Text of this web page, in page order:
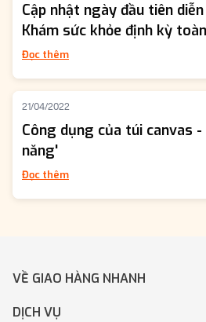
Cập nhật ngày đầu tiên
Khám sức khỏe định kỳ
Đọc thêm
21/04/2022
Công dụng của túi canvas
năng'
Đọc thêm
VỀ GIAO HÀNG NHANH
DỊCH VỤ